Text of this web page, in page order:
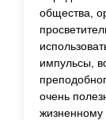
общества,
импульсы,
очень
жизненному